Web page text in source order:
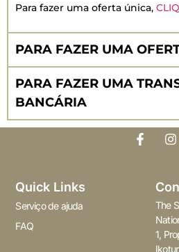
Para fazer uma oferta única,
PARA FAZER UMA
PARA FAZER UMA
BANCÁRIA
Quick Links
Serviço de ajuda
FAQ
The
1,